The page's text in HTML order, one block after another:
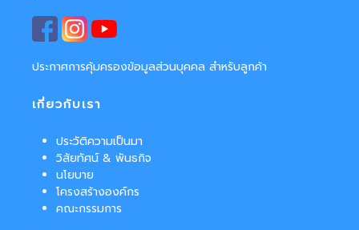
ประกาศการคุ้มครองข้อมูลส่วนบุคคล สำหรับลูกค้า
เกี่ยวกับเรา
ประวัติความเป็นมา
วิสัยทัศน์ & พันธกิจ
นโยบาย
โครงสร้างองค์กร
คณะกรรมการ